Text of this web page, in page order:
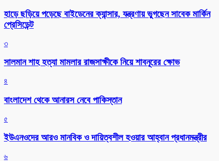
হাড়ে ছড়িয়ে পড়েছে বাইডেনের ক্যান্সার, যন্ত্রণায় ভুগছেন সাবেক মার্কিন
প্রেসিডেন্ট
৩
সালমান শাহ হত্যা মামলার রাজসাক্ষীকে নিয়ে শাবনূরের ক্ষোভ
৪
বাংলাদেশ থেকে আনারস নেবে পাকিস্তান
৫
ইউএনওদের আরও মানবিক ও দায়িত্বশীল হওয়ার আহ্বান প্রধানমন্ত্রীর
৬